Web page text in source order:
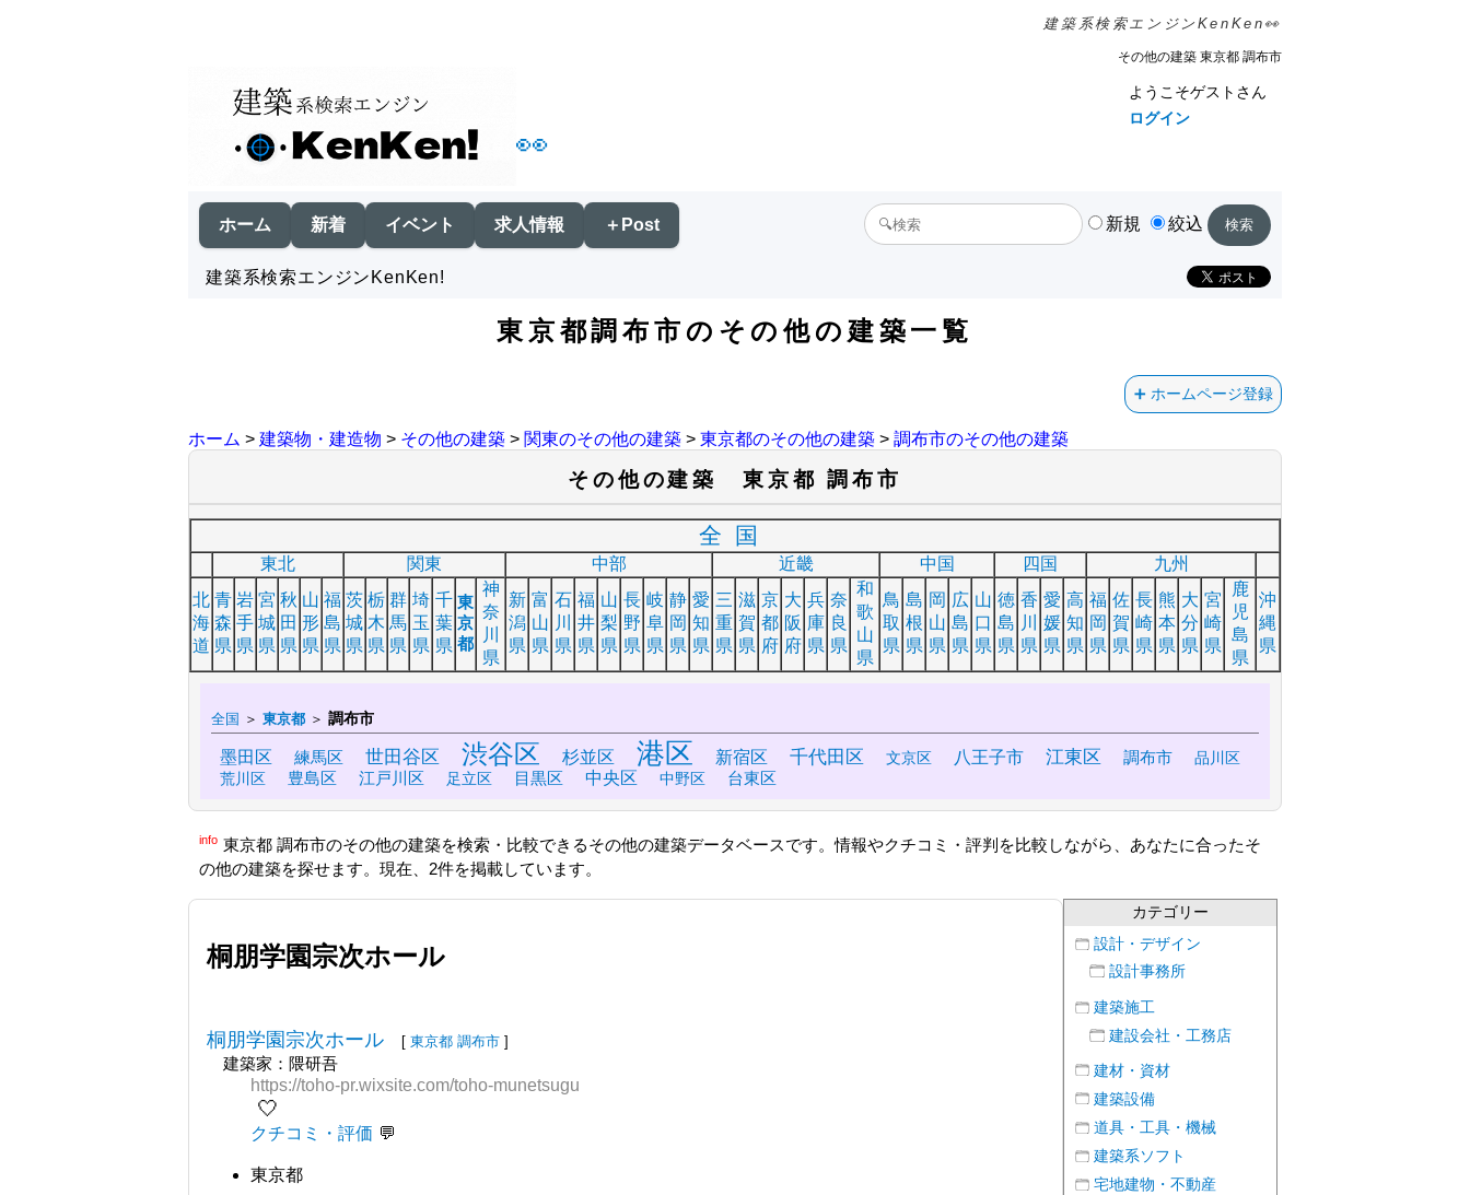
建築系検索エンジンKenKen👀
その他の建築 東京都 調布市
👀
ようこそゲストさん
ログイン
ホーム 新着 イベント 求人情報 ＋Post 新規 絞込
建築系検索エンジンKenKen!
東京都調布市のその他の建築一覧
ホームページ登録
ホーム > 建築物・建造物 > その他の建築 > 関東のその他の建築 > 東京都のその他の建築 > 調布市のその他の建築
その他の建築 東京都 調布市
全国
東北 関東 中部 近畿 中国 四国
九州
北
海
道
青
森
県
岩
手
県
宮
城
県
秋
田
県
山
形
県
福
島
県
茨
城
県
栃
木
県
群
馬
県
埼
玉
県
千
葉
県
東
京
都
神
奈
川
県
新
潟
県
富
山
県
石
川
県
福
井
県
山
梨
県
長
野
県
岐
阜
県
静
岡
県
愛
知
県
三
重
県
滋
賀
県
京
都
府
大
阪
府
兵
庫
県
奈
良
県
和
歌
山
県
鳥
取
県
島
根
県
岡
山
県
広
島
県
山
口
県
徳
島
県
香
川
県
愛
媛
県
高
知
県
福
岡
県
佐
賀
県
長
崎
県
熊
本
県
大
分
県
宮
崎
県
鹿
児
島
県
沖
縄
県
全国 ＞ 東京都 ＞ 調布市
墨田区 練馬区 世田谷区 渋谷区 杉並区 港区 新宿区 千代田区 文京区 八王子市 江東区 調布市
品川区
荒川区
豊島区 江戸川区 足立区 目黒区 中央区 中野区 台東区
info 東京都 調布市のその他の建築を検索・比較できるその他の建築データベースです。情報やクチコミ・評判を比較しながら、あなたに合ったそ
の他の建築を探せます。現在、2件を掲載しています。
桐朋学園宗次ホール
桐朋学園宗次ホール [ 東京都 調布市 ]
建築家：隈研吾
https://toho-pr.wixsite.com/toho-munetsugu
🤍
クチコミ・評価
東京都
カテゴリー
設計・デザイン
設計事務所
建築施工
建設会社・工務店
建材・資材
建築設備
道具・工具・機械
建築系ソフト
宅地建物・不動産